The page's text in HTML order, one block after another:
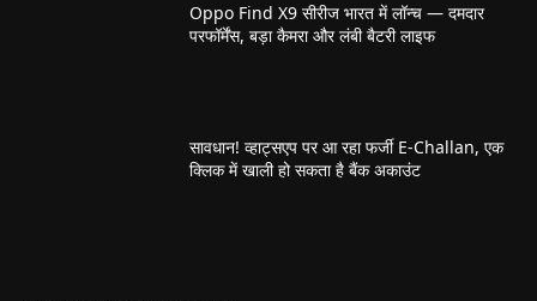
Oppo Find X9 सीरीज भारत में लॉन्च — दमदार
परफॉर्मेंस, बड़ा कैमरा और लंबी बैटरी लाइफ
सावधान! व्हाट्सएप पर आ रहा फर्जी E-Challan, एक
क्लिक में खाली हो सकता है बैंक अकाउंट